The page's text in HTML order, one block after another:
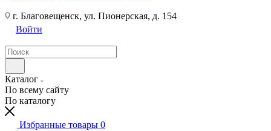
г. Благовещенск, ул. Пионерская, д. 154
Войти
Каталог
По всему сайту
По каталогу
Избранные товары 0